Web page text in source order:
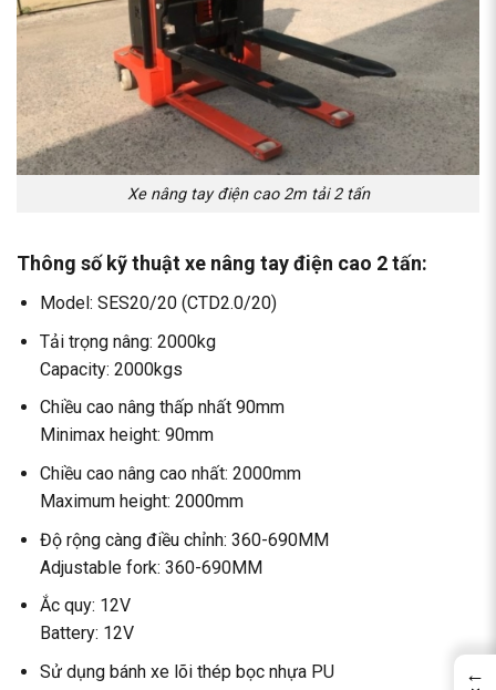
Xe nâng tay điện cao 2m tải 2 tấn
Thông số kỹ thuật xe nâng tay điện cao 2 tấn:
Model: SES20/20 (CTD2.0/20)
Tải trọng nâng: 2000kg
Capacity: 2000kgs
Chiều cao nâng thấp nhất 90mm
Minimax height: 90mm
Chiều cao nâng cao nhất: 2000mm
Maximum height: 2000mm
Độ rộng càng điều chỉnh: 360-690MM
Adjustable fork: 360-690MM
Ắc quy: 12V
Battery: 12V
Sử dụng bánh xe lõi thép bọc nhựa PU
←